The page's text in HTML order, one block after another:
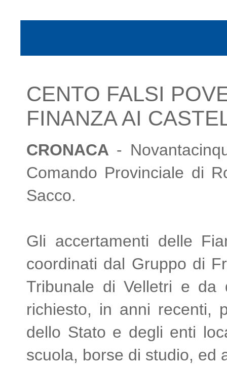
CENTO FALSI
FINANZA AI
CRONACA -
Comando Provinciale di
Sacco.
Gli accertamenti delle
coordinati dal Gruppo di
Tribunale di Velletri e da
richiesto, in anni recenti,
dello Stato e degli enti
scuola, borse di studio, ed